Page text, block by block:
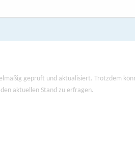
geprüft und aktualisiert. Trotzdem
aktuellen Stand zu erfragen.